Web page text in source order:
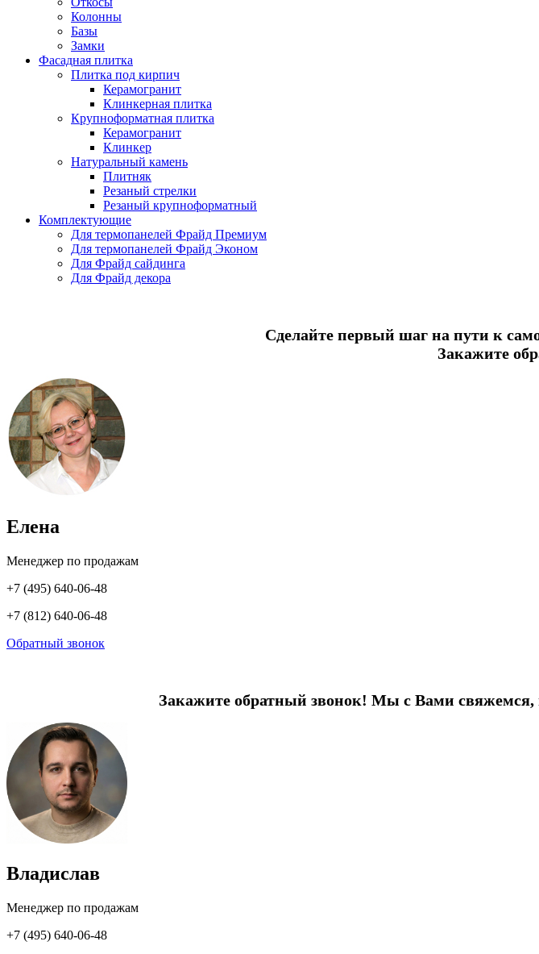
Колонны
Базы
Замки
Фасадная плитка
Плитка под кирпич
Керамогранит
Клинкерная плитка
Крупноформатная плитка
Керамогранит
Клинкер
Натуральный камень
Плитняк
Резаный стрелки
Резаный крупноформатный
Комплектующие
Для термопанелей Фрайд Премиум
Для термопанелей Фрайд Эконом
Для Фрайд сайдинга
Для Фрайд декора
Сделайте первый шаг на пути к
Закажите
Елена
Менеджер по продажам
+7 (495) 640-06-48
+7 (812) 640-06-48
Обратный звонок
Закажите обратный звонок! Мы с Вами
Владислав
Менеджер по продажам
+7 (495) 640-06-48